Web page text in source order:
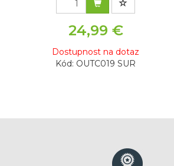
24,99 €
Dostupnost na dotaz
Kód: OUTC019 SUR